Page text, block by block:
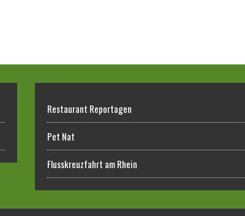
Restaurant Reportagen
Pet Nat
Flusskreuzfahrt am Rhein